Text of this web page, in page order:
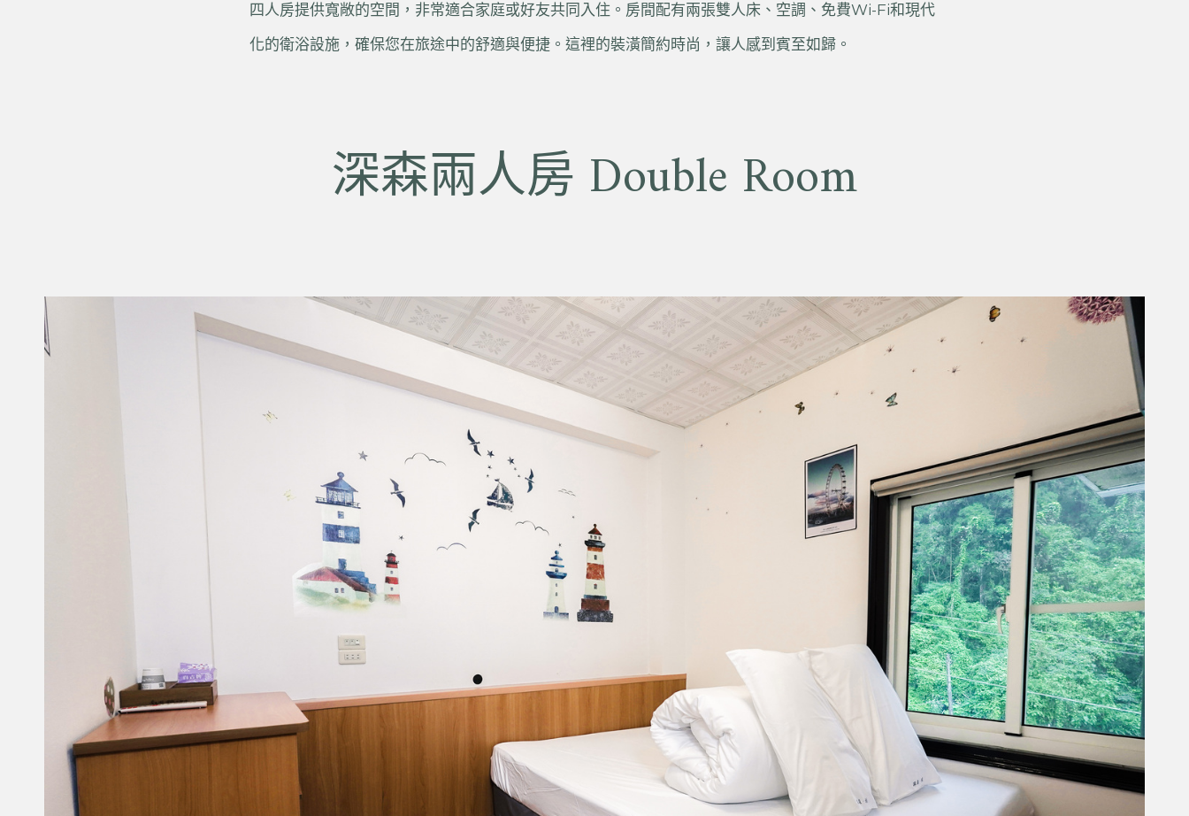
四人房提供寬敞的空間，非常適合家庭或好友共同入住。房間配有兩張雙人床、空調、免費Wi-Fi和現代
化的衛浴設施，確保您在旅途中的舒適與便捷。這裡的裝潢簡約時尚，讓人感到賓至如歸。
深森兩人房 Double Room